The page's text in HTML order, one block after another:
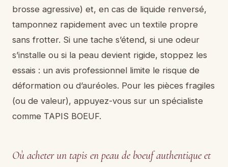
brosse agressive) et, en cas de liquide renversé,
tamponnez rapidement avec un textile propre
sans frotter. Si une tache s’étend, si une odeur
s’installe ou si la peau devient rigide, stoppez les
essais : un avis professionnel limite le risque de
déformation ou d’auréoles. Pour les pièces fragiles
(ou de valeur), appuyez-vous sur un spécialiste
comme TAPIS BOEUF.
Où acheter un tapis en peau de boeuf authentique et